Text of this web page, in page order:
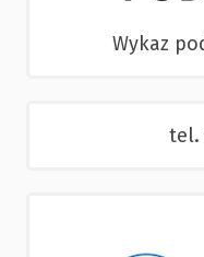
Wykaz
tel.